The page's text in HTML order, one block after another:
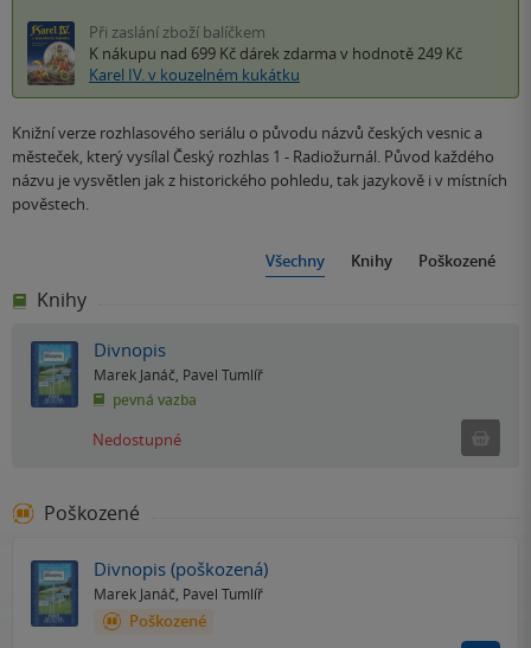
Při zaslání zboží balíčkem
K nákupu nad 699 Kč dárek zdarma v hodnotě 249 Kč
Karel IV. v kouzelném kukátku
Knižní verze rozhlasového seriálu o původu názvů českých vesnic a
městeček, který vysílal Český rozhlas 1 - Radiožurnál. Původ každého
názvu je vysvětlen jak z historického pohledu, tak jazykově i v místních
pověstech.
Všechny Knihy Poškozené
Knihy
Divnopis
Marek Janáč, Pavel Tumlíř
pevná vazba
Nedostupné
Poškozené
Divnopis (poškozená)
Marek Janáč, Pavel Tumlíř
Poškozené